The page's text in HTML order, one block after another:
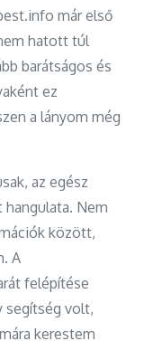
már első
hatott túl
barátságos és
ez
a lányom még
az egész
Nem
között,
A
felépítése
segítség volt,
kerestem